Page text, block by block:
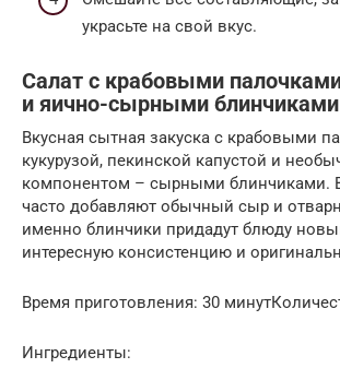
украсьте на свой вкус.
Салат с крабовыми
и яично-сырными блинчиками
Вкусная сытная закуска с крабовыми
кукурузой, пекинской капустой и
компонентом – сырными блинчиками.
часто добавляют обычный сыр и
именно блинчики придадут блюду
интересную консистенцию и
Время приготовления: 30
Ингредиенты: